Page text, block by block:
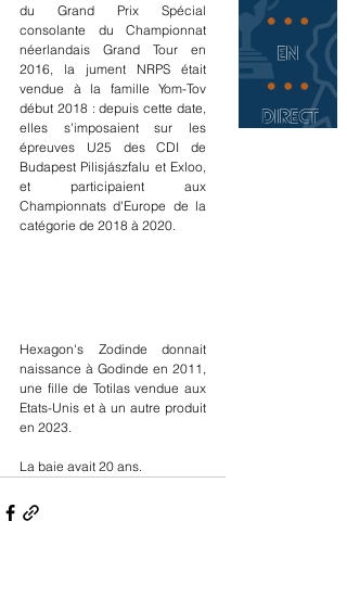
du Grand Prix Spécial
consolante du Championnat
néerlandais Grand Tour en
2016, la jument NRPS était
vendue à la famille Yom-Tov
début 2018 : depuis cette date,
elles s'imposaient sur les
épreuves U25 des CDI de
Budapest Pilisjászfalu et Exloo,
et participaient aux
Championnats d'Europe de la
catégorie de 2018 à 2020.
Hexagon's Zodinde donnait
naissance à Godinde en 2011,
une fille de Totilas vendue aux
Etats-Unis et à un autre produit
en 2023.
La baie avait 20 ans.